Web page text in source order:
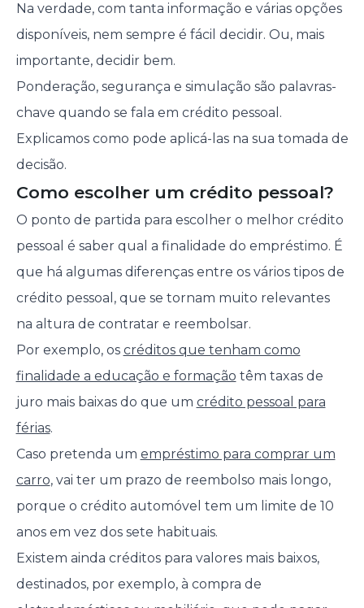
Na verdade, com tanta informação e várias opções
disponíveis, nem sempre é fácil decidir. Ou, mais
importante, decidir bem.
Ponderação, segurança e simulação são palavras-
chave quando se fala em crédito pessoal.
Explicamos como pode aplicá-las na sua tomada de
decisão.
Como escolher um crédito pessoal?
O ponto de partida para escolher o melhor crédito
pessoal é saber qual a finalidade do empréstimo. É
que há algumas diferenças entre os vários tipos de
crédito pessoal, que se tornam muito relevantes
na altura de contratar e reembolsar.
Por exemplo, os créditos que tenham como
finalidade a educação e formação têm taxas de
juro mais baixas do que um crédito pessoal para
férias.
Caso pretenda um empréstimo para comprar um
carro, vai ter um prazo de reembolso mais longo,
porque o crédito automóvel tem um limite de 10
anos em vez dos sete habituais.
Existem ainda créditos para valores mais baixos,
destinados, por exemplo, à compra de